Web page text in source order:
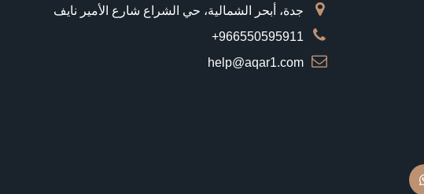
جدة، أبحر الشمالية، حي الشراع شارع الأمير نايف
966550595911+
help@aqar1.com